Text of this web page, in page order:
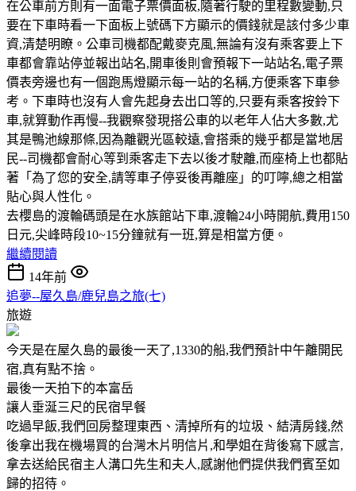
在公車前方則有一面電子票價面板,隨著行駛的里程數變動,只
要在下車時看一下面板上號碼下方顯示的價錢就是該付多少車
資,清楚明瞭。公車司機都配戴麥克風,無論有沒有乘客要上下
車都會靠站停並報出站名,開車後則會預報下一站站名,電子票
價表旁邊也有一個跑馬燈顯示每一站的名稱,方便乘客下車參
考。下車時也沒有人會先起身去出口等的,只要有乘客按鈴下
車,就算動作再慢--我觀察發現搭公車的以老年人佔大多數,尤
其是鴨池線那條,因為離觀光區較遠,會搭乘的幾乎都是當地居
民--司機都會耐心等到乘客走下去以後才駛離,而座椅上也都貼
著「為了您的安全,請等車子停妥後再離座」的叮嚀,總之相當
貼心與人性化。
去櫻島的渡輪碼頭是在水族館站下車,渡輪24小時開航,費用150
日元,尖峰時段10~15分鐘就有一班,算是相當方便。
繼續閱讀
14年前
追夢--屋久島/鹿兒島之旅(七)
旅遊
今天是在屋久島的最後一天了,1330的船,我們預計中午離開民
宿,真有點不捨。
最後一天拍下的本富岳
讓人垂涎三尺的民宿早餐
吃過早飯,我們回房整理東西、清掉所有的垃圾、結清房錢,然
後拿出我在機場買的台灣木片明信片,和學姐在背後寫下感言,
拿去送給民宿主人溝口先生和夫人,感謝他們提供我們賓至如
歸的招待。